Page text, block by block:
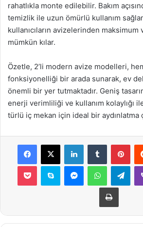
rahatlıkla monte edilebilir. Bakım
temizlik ile uzun ömürlü kullanım
kullanıcıların avizelerinden maksimum
mümkün kılar.
Özetle, 2’li modern avize modelleri,
fonksiyonelliği bir arada sunarak, ev
önemli bir yer tutmaktadır. Geniş
enerji verimliliği ve kullanım kolaylığı
türlü iç mekan için ideal bir aydınlatma
Facebook
X LinkedInTumblr
Pocket Skype MessengerWhatsApp
Yazdır